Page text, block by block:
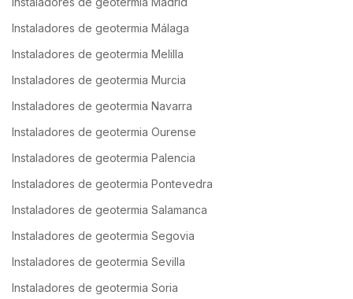
Instaladores de geotermia Málaga
Instaladores de geotermia Melilla
Instaladores de geotermia Murcia
Instaladores de geotermia Navarra
Instaladores de geotermia Ourense
Instaladores de geotermia Palencia
Instaladores de geotermia Pontevedra
Instaladores de geotermia Salamanca
Instaladores de geotermia Segovia
Instaladores de geotermia Sevilla
Instaladores de geotermia Soria